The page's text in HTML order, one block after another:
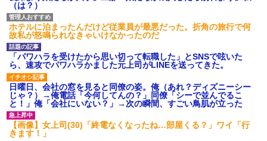
され彼氏が逆切れ。「何クラク
ション鳴らしてんだ！降りてこ
いよ！」と怒鳴りだし...
【衝撃】報酬100万円超の治験
募集がこちらｗｗｗｗｗ(※画像
あり)
【ネット騒然】惨殺されたタ
ワマン頂き女子のこの動画、す
げえええええｗｗｗｗｗｗｗｗ
ｗｗｗ
【愕然】白のクラウン俺氏、
高速道路左車線を制限速度で走
った結果wwwwwwwwwwww
百年の恋12-899 食べた量を
張り合ってくる
（は？）
ホテルに泊まったんだけど従業員が最悪だった。折角の旅行で何
故私が怒鳴られなきゃいけなかったのだ
「パワハラを受けたから思い切って転職した」とSNSで呟いた
ら、速攻でパワハラかました元上司がLINEを送ってきた。
日曜日、会社の窓を見ると同僚の姿。俺（あれ？ディズニーシー
じゃ？）→俺電話「今何してんの？」同僚「シーで並んでるこ
と！」俺「会社にいない？」→次の瞬間、すごい鳥肌が立った
【画像】女上司(30)「終電なくなったね…部屋くる？」ワイ「行
きます！」